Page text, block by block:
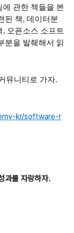
에 관한 책들을 본
된 책, 데이터분
오픈소스 소프트
분을 발췌해서 읽
뮤니티로 가자.
kr/software-r
과를 자랑하자.